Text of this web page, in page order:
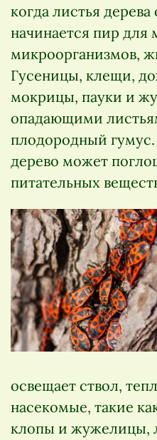
когда листья
начинается пир
микроорганизмов,
Гусеницы, клещи,
мокрицы, пауки и
опадающими
плодородный
дерево может
питательных
освещает ствол,
насекомые, такие
клопы и жужелицы,